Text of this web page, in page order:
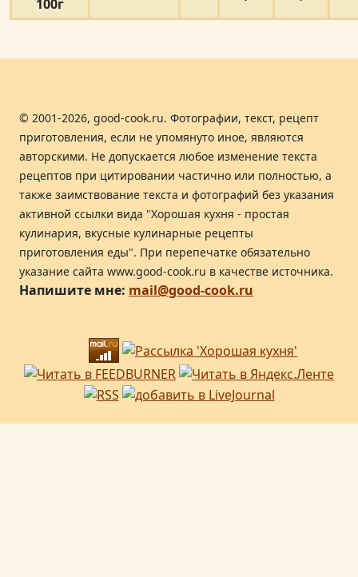
100г
© 2001-2026, good-cook.ru. Фотографии, текст, рецепт
приготовления, если не упомянуто иное, являются
авторскими. Не допускается любое изменение текста
рецептов при цитировании частично или полностью, а
также заимствование текста и фотографий без указания
активной ссылки вида "Хорошая кухня - простая
кулинария, вкусные кулинарные рецепты
приготовления еды". При перепечатке обязательно
указание сайта www.good-cook.ru в качестве источника.
Напишите мне: mail@good-cook.ru